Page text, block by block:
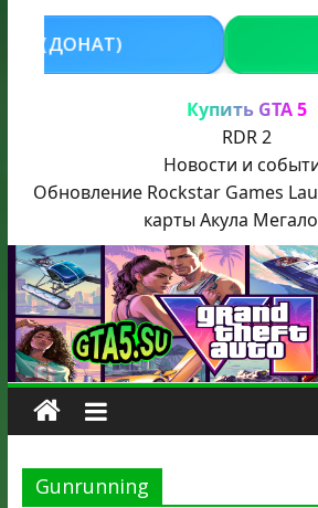
КУПИТЬ GTA 5
Купить GTA 5
RDR 2
Новости и
Обновление Rockstar Games
карты Акула
Gunrunning